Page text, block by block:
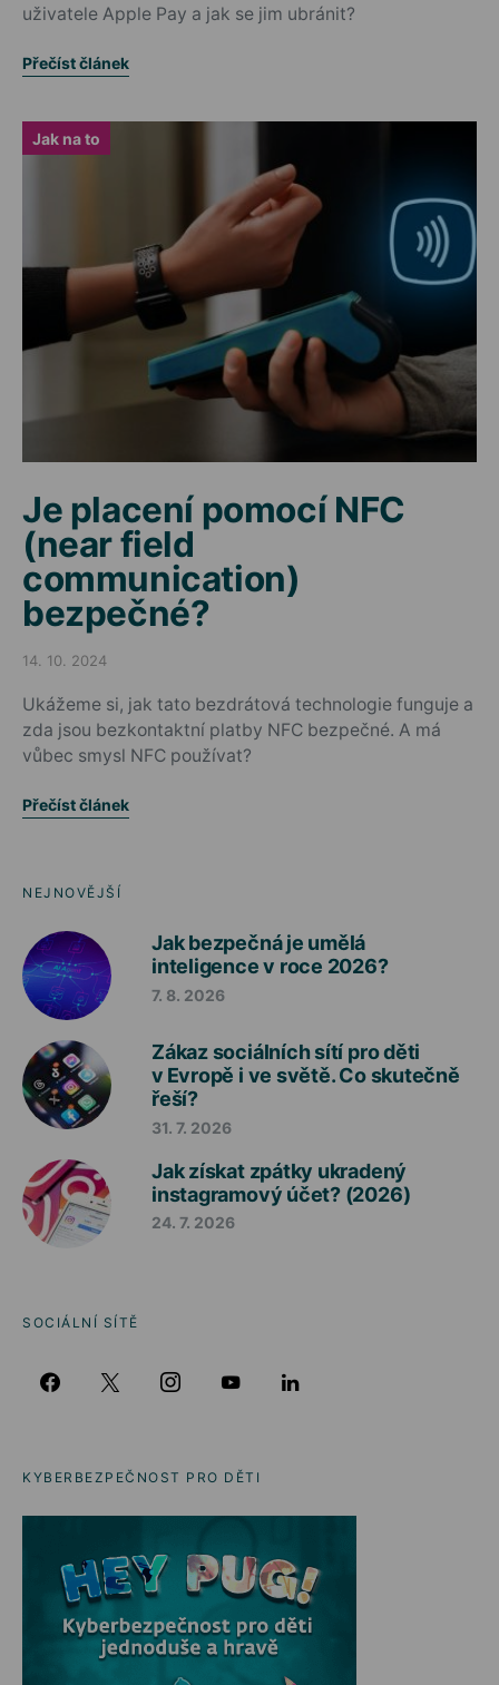
uživatele Apple Pay a jak se jim ubránit?
Přečíst článek
Jak na to
Je placení pomocí NFC
(near field
communication)
bezpečné?
Posted on
14. 10. 2024
Ukážeme si, jak tato bezdrátová technologie funguje a
zda jsou bezkontaktní platby NFC bezpečné. A má
vůbec smysl NFC používat?
Přečíst článek
NEJNOVĚJŠÍ
Jak bezpečná je umělá
inteligence v roce 2026?
7. 8. 2026
Zákaz sociálních sítí pro děti
v Evropě i ve světě. Co skutečně
řeší?
31. 7. 2026
Jak získat zpátky ukradený
instagramový účet? (2026)
24. 7. 2026
SOCIÁLNÍ SÍTĚ
KYBERBEZPEČNOST PRO DĚTI